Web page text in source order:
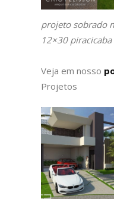
projeto sobrado
12×30
Veja em nosso
Projetos